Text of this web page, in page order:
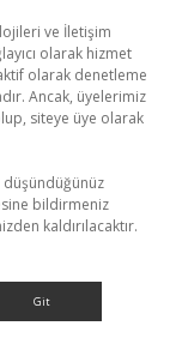
ve İletişim
olarak hizmet
olarak denetleme
Ancak, üyelerimiz
siteye üye olarak
düşündüğünüz
bildirmeniz
kaldırılacaktır.